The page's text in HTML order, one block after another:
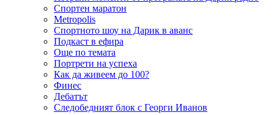
Спортен маратон
Metropolis
Спортното шоу на Дарик в аванс
Подкаст в ефира
Още по темата
Портрети на успеха
Как да живеем до 100?
Финес
Дебатът
Следобедният блок с Георги Иванов